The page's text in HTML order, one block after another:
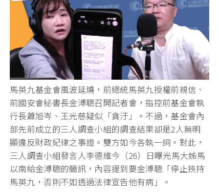
馬英九基金會風波延燒，前總統馬英九授權前親信、
前國安會秘書長金溥聰召開記者會，指控前基金會執
行長蕭旭岑、王光慈疑似「貪汙」。不過，基金會內
部先前成立的三人調查小組的調查結果卻是2人無明
顯違反財政紀律之事證。雙方如今各執一詞。對此，
三人調查小組發言人李德維今（26）日曝光馬大姊馬
以南給金溥聰的簡訊，內容提到要金溥聰「停止挾持
馬英九，否則不如透過法律宣告他有病」。